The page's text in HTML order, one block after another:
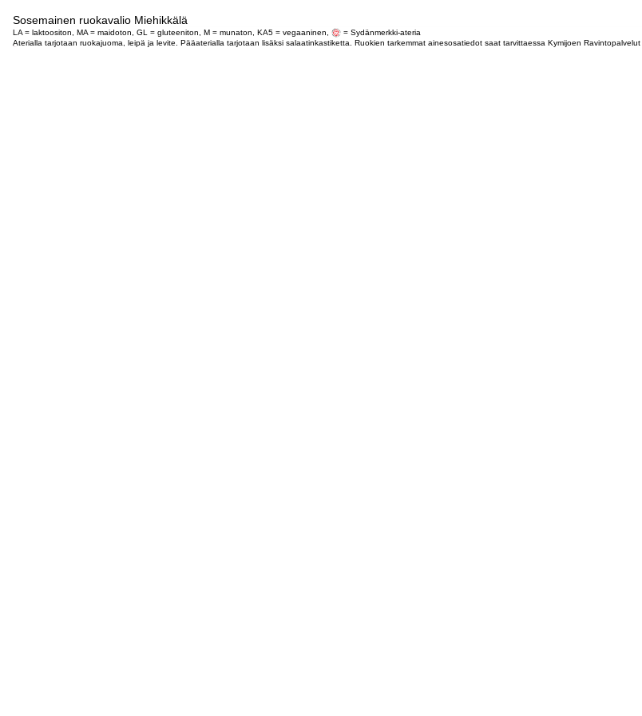
Sosemainen ruokavalio Miehikkälä
LA = laktoositon, MA = maidoton, GL = gluteeniton, M = munaton, KA5 = vegaaninen,
= Sydänmerkki-ateria
Aterialla tarjotaan ruokajuoma, leipä ja levite. Pääaterialla tarjotaan lisäksi salaatinkastiketta. Ruokien tarkemmat ainesosatiedot saat tarvittaessa Kymijoen